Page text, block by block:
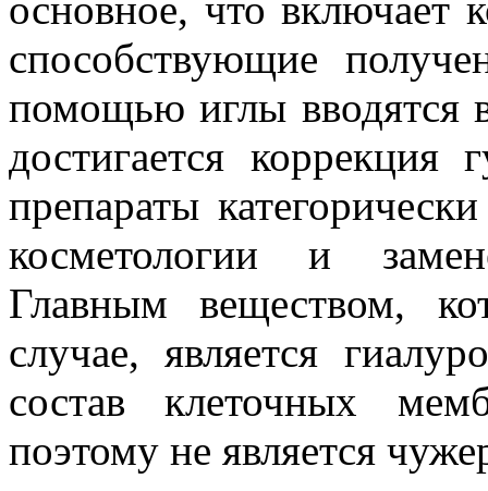
способствующие
помощью иглы вводятся
достигается
препараты
косметологии и
Главным веществом,
случае, является
состав клеточных
поэтому не является